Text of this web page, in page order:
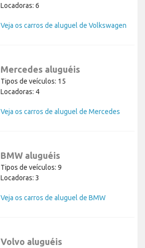
Locadoras: 6
Veja os carros de aluguel de Volkswagen
Mercedes aluguéis
Tipos de veículos: 15
Locadoras: 4
Veja os carros de aluguel de Mercedes
BMW aluguéis
Tipos de veículos: 9
Locadoras: 3
Veja os carros de aluguel de BMW
Volvo aluguéis